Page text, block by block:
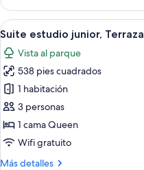
Deluxe,
Terraza
Abrir
todas
las
fotos
de
Suite
estudio
junior,
Terraza
12
Suite estudio junior, Terraza
Vista al parque
538 pies cuadrados
1 habitación
3 personas
1 cama Queen
Wifi gratuito
Más detalles
Más